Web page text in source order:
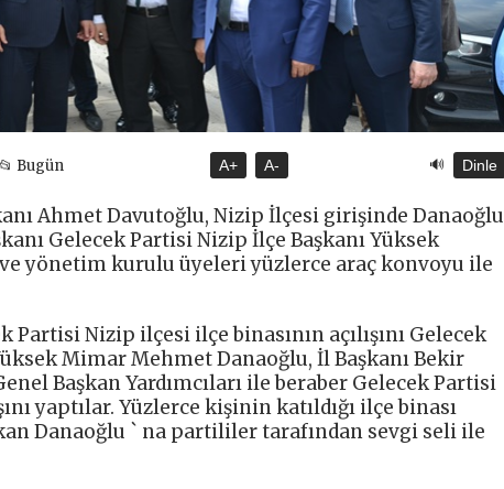
📂 Bugün A+ A- 🔊 Dinle
Ahmet Davutoğlu, Nizip İlçesi girişinde Danaoğlu
Gelecek Partisi Nizip İlçe Başkanı Yüksek
yönetim kurulu üyeleri yüzlerce araç konvoyu ile
Nizip ilçesi ilçe binasının açılışını Gelecek
Mimar Mehmet Danaoğlu, İl Başkanı Bekir
Başkan Yardımcıları ile beraber Gelecek Partisi
yaptılar. Yüzlerce kişinin katıldığı ilçe binası
Danaoğlu ` na partililer tarafından sevgi seli ile